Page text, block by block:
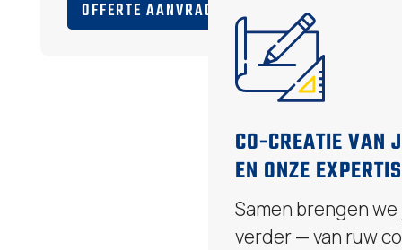
OFFERTE AANVRAGEN
CO-CREATIE VAN
EN ONZE
Samen brengen
verder — van ruw